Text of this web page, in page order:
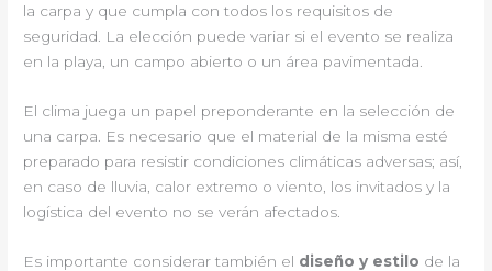
la carpa y que cumpla con todos los requisitos de
seguridad. La elección puede variar si el evento se realiza
en la playa, un campo abierto o un área pavimentada.
El clima juega un papel preponderante en la selección de
una carpa. Es necesario que el material de la misma esté
preparado para resistir condiciones climáticas adversas; así,
en caso de lluvia, calor extremo o viento, los invitados y la
logística del evento no se verán afectados.
Es importante considerar también el diseño y estilo de la